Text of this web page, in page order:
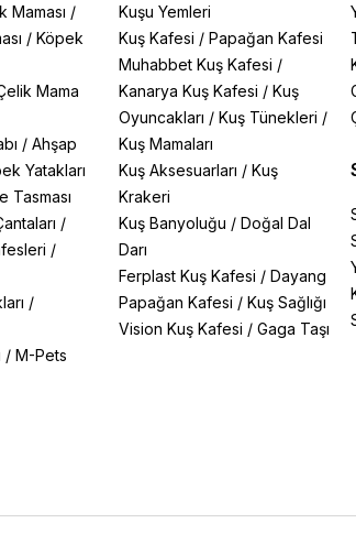
Maması /
/Köpek
Mama
/Ahşap
Yatakları
Tasması
/
/
/
/M-Pets
Kuşu Yemleri
Kuş Kafesi / Papağan Kafesi
Muhabbet Kuş Kafesi /
Kanarya Kuş Kafesi / Kuş
Oyuncakları / Kuş Tünekleri /
Kuş Mamaları
Kuş Aksesuarları / Kuş
Krakeri
Kuş Banyoluğu / Doğal Dal
Darı
Ferplast Kuş Kafesi / Dayang
Papağan Kafesi / Kuş Sağlığı
Vision Kuş Kafesi / Gaga Taşı